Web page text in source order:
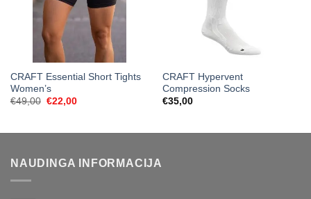
CRAFT Essential Short Tights
Women’s
€49,00 Original
€22,00Current
CRAFT Hypervent
Compression Socks
€35,00
NAUDINGA INFORMACIJA